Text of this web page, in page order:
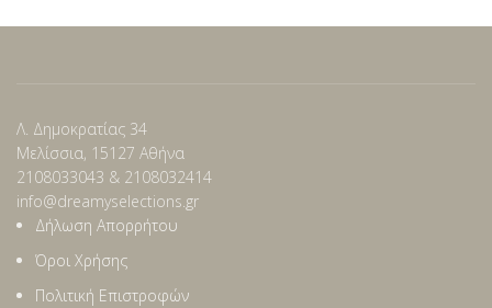
Λ. Δημοκρατίας 34
Μελίσσια, 15127 Αθήνα
2108033043 & 2108032414
info@dreamyselections.gr
Δήλωση Απορρήτου
Όροι Χρήσης
Πολιτική Επιστροφών